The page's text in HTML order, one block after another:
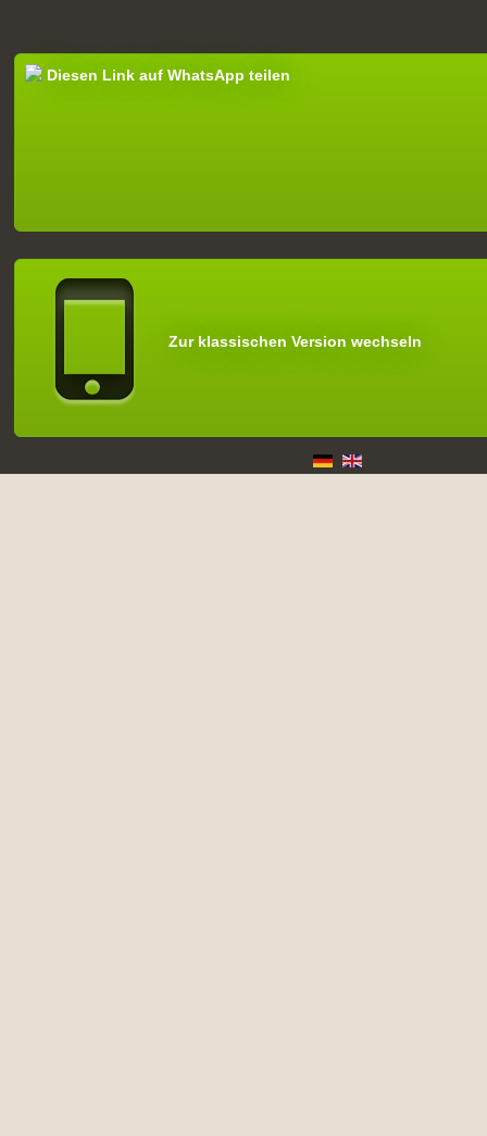
Diesen Link auf WhatsApp teilen
Zur klassischen Version wechseln